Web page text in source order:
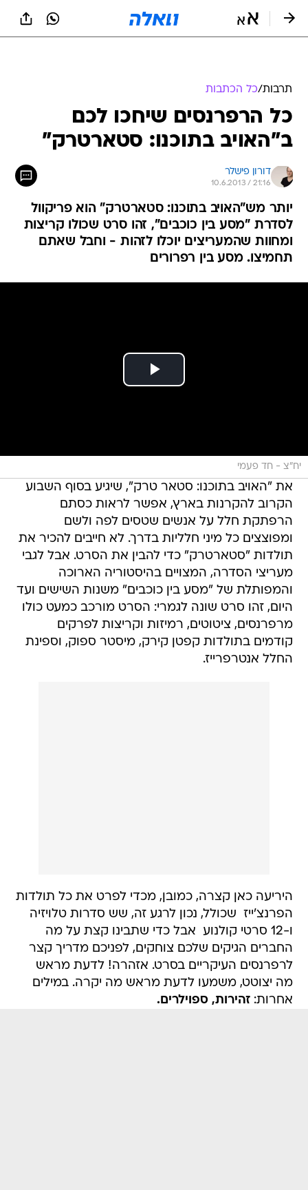
תרבות/כל הכתבות
כל הרפרנסים שיחכו לכם
ב"האויב בתוכנו: סטארטרק"
דורון פישלר
10.6.2013 / 21:16
יותר מש"האויב בתוכנו: סטארטרק" הוא פריקוול
לסדרת "מסע בין כוכבים", זהו סרט שכולו קריצות
ומחוות שהמעריצים יוכלו לזהות - וחבל שאתם
תחמיצו. מסע בין רפרורים
יח"צ - חד פעמי
את "האויב בתוכנו: סטאר טרק", שיגיע בסוף השבוע
הקרוב להקרנות בארץ, אפשר לראות כסתם
הרפתקת חלל על אנשים שטסים לפה ולשם
ומפוצצים כל מיני חלליות בדרך. לא חייבים להכיר את
תולדות "סטארטרק" כדי להבין את הסרט. אבל לגבי
מעריצי הסדרה, המצויים בהיסטוריה הארוכה
והמפותלת של "מסע בין כוכבים" משנות השישים ועד
היום, זהו סרט שונה לגמרי: הסרט מורכב כמעט כולו
מרפרנסים, ציטוטים, רמיזות וקריצות לפרקים
קודמים בתולדות קפטן קירק, מיסטר ספוק, וספינת
החלל אנטרפרייז.
היריעה כאן קצרה, כמובן, מכדי לפרט את כל תולדות
הפרנצ'ייז  שכולל, נכון לרגע זה, שש סדרות טלויזיה
ו-12 סרטי קולנוע  אבל כדי שתבינו קצת על מה
החברים הגיקים שלכם צוחקים, לפניכם מדריך קצר
לרפרנסים העיקריים בסרט. אזהרה! לדעת מראש
מה יצוטט, משמעו לדעת מראש מה יקרה. במילים
אחרות:זהירות, ספוילרים.